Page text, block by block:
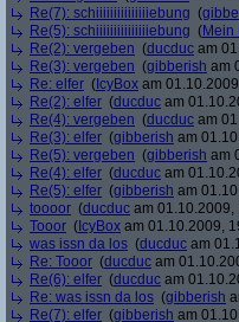
Re(7): schiiiiiiiiiiiiiiiebung (
Re(5): schiiiiiiiiiiiiiiiebung (Mein
Re(2): vergeben (ducduc am
Re(3): vergeben (gibberish am
Re: elfer ( IcyBox am
Re(2): elfer (ducduc am
Re(4): vergeben (ducduc am
Re(3): elfer (gibberish am
Re(5): vergeben (gibberish am
Re(4): elfer (ducduc am
Re(5): elfer (gibberish am
toooor (ducduc am 01.10.2009,
Tooor ( IcyBox am 01.10.2009,
was issn da los (ducduc am
Re: Tooor (ducduc am
Re(6): elfer (ducduc am
Re: was issn da los (gibberish
Re(7): elfer (gibberish am